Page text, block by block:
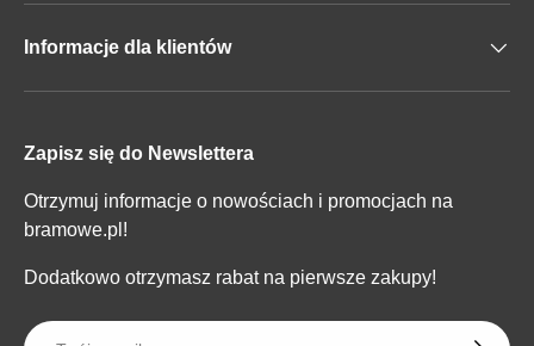
Informacje dla klientów
Zapisz się do Newslettera
Otrzymuj informacje o nowościach i promocjach na
bramowe.pl!
Dodatkowo otrzymasz rabat na pierwsze zakupy!
E-mail